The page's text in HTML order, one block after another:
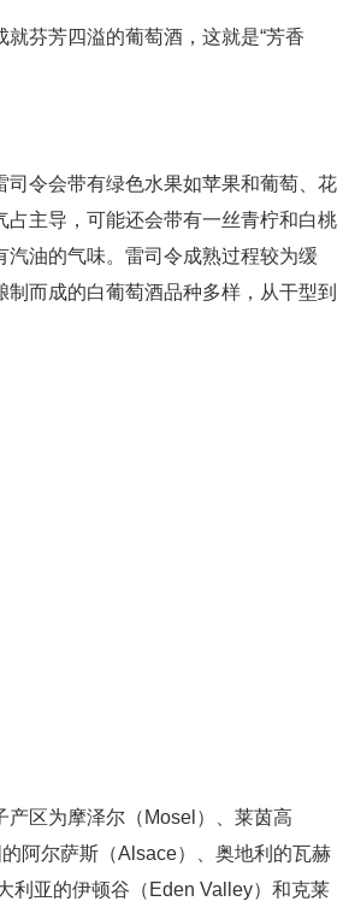
芬芳四溢的葡萄酒，这就是“芳香
令会带有绿色水果如苹果和葡萄、花
主导，可能还会带有一丝青柠和白桃
油的气味。雷司令成熟过程较为缓
而成的白葡萄酒品种多样，从干型到
区为摩泽尔（Mosel）、莱茵高
阿尔萨斯（Alsace）、奥地利的瓦赫
利亚的伊顿谷（Eden Valley）和克莱